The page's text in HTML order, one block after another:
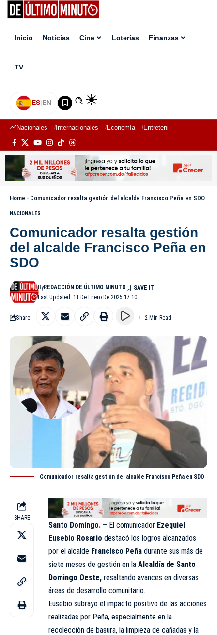
Inicio Noticias Cine Loterías Finanzas
TV
ES|EN
Nacionales Internacionales Economía Entretenimiento
Home - Comunicador resalta gestión del alcalde Francisco Peña en SDO
NACIONALES
Comunicador resalta gestión
del alcalde Francisco Peña en
SDO
Last Updated: 11 De Enero De 2025 17:10
ByREDACCIÓN DE ÚLTIMO MINUTO
Share 2 Min Read
Comunicador resalta gestión del alcalde Francisco Peña en SDO
SHARE
Santo Domingo. – El comunicador Ezequiel
Eusebio Rosario destacó los logros alcanzados
por el alcalde Francisco Peña durante sus más de
siete meses de gestión en la Alcaldía de Santo
Domingo Oeste, resaltando avances en diversas
áreas de desarrollo comunitario.
Eusebio subrayó el impacto positivo de las acciones
realizadas por Peña, especialmente en la
recolección de basura, la limpieza de cañadas y la